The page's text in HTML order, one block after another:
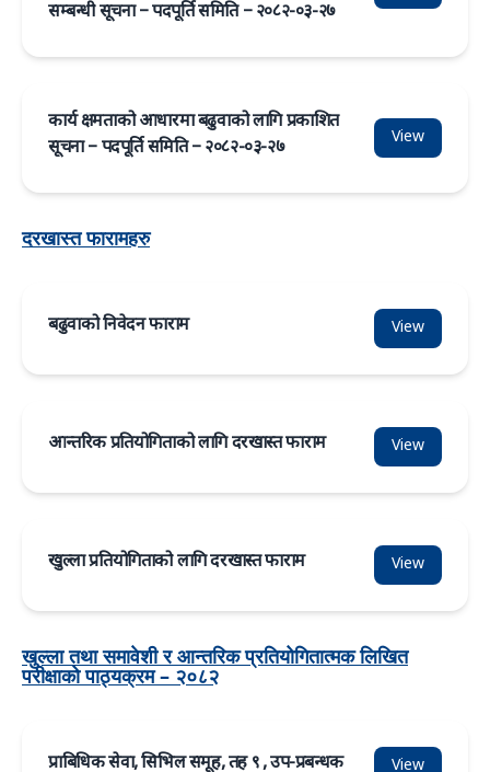
सम्बन्धी सूचना – पदपूर्ति समिति – २०८२-०३-२७
कार्य क्षमताको आधारमा बढुवाको लागि प्रकाशित
सूचना – पदपूर्ति समिति – २०८२-०३-२७
View
दरखास्त फारामहरु
बढुवाको निवेदन फाराम View
आन्तरिक प्रतियोगिताको लागि दरखास्त फाराम View
खुल्ला प्रतियोगिताको लागि दरखास्त फाराम View
खुल्ला तथा समावेशी र आन्तरिक प्रतियोगितात्मक लिखित
परीक्षाको पाठ्यक्रम – २०८२
प्राबिधिक सेवा, सिभिल समूह, तह ९ , उप-प्रबन्धक View